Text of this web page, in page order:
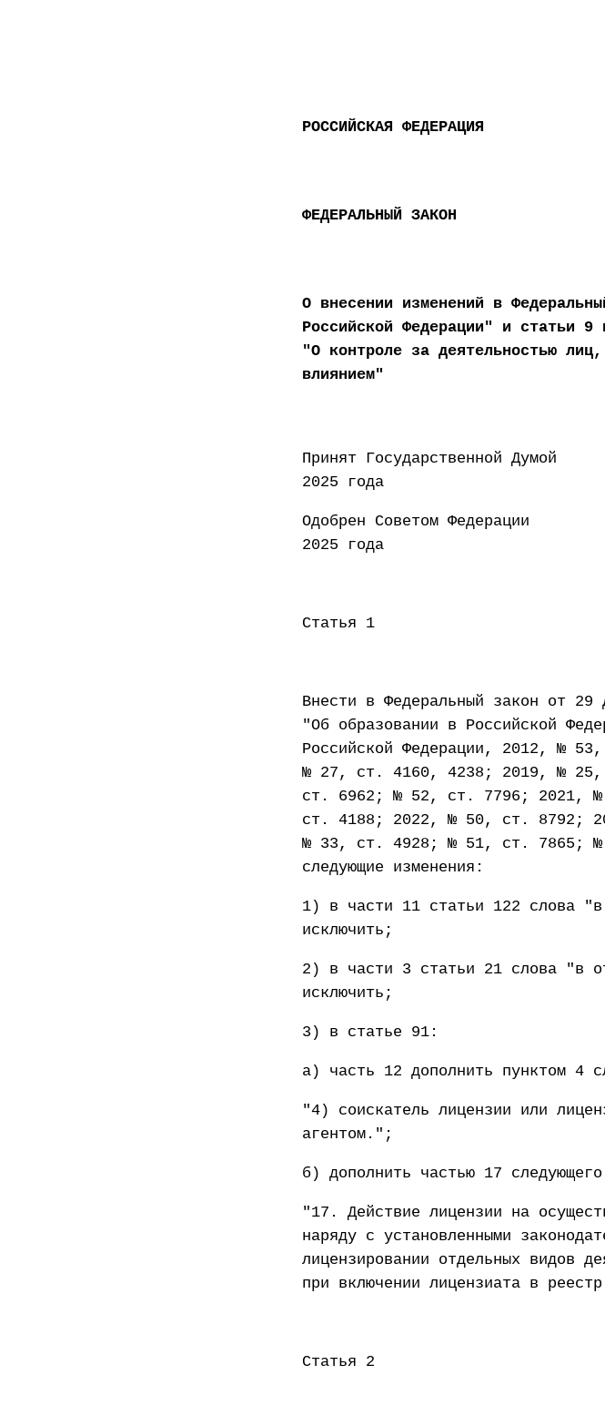
РОССИЙСКАЯ ФЕДЕРАЦИЯ
ФЕДЕРАЛЬНЫЙ ЗАКОН
О внесении изменений в
Российской Федерации" и статьи 9
"О контроле за деятельностью
влиянием"
Принят
2025 года
Одобрен Советом
2025 года
Статья 1
Внести в Федеральный закон от
"Об образовании в Российской
Российской Федерации, 2012, №
№ 27, ст. 4160, 4238; 2019, №
ст. 6962; № 52, ст. 7796; 2021,
ст. 4188; 2022, № 50, ст. 8792;
№ 33, ст. 4928; № 51, ст. 7865;
следующие изменения:
1) в части 11 статьи 122 слова "в
исключить;
2) в части 3 статьи 21 слова "в
исключить;
3) в статье 91:
а) часть 12 дополнить пунктом 4
"4) соискатель лицензии или
агентом.";
б) дополнить частью 17
"17. Действие лицензии на
наряду с установленными
лицензировании отдельных видов
при включении лицензиата в
Статья 2